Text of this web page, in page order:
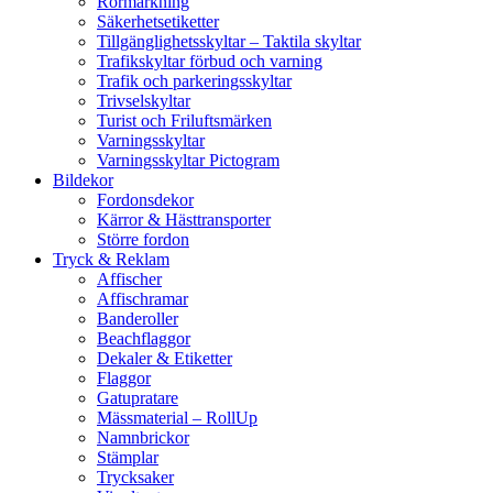
Säkerhetsetiketter
Tillgänglighetsskyltar – Taktila skyltar
Trafikskyltar förbud och varning
Trafik och parkeringsskyltar
Trivselskyltar
Turist och Friluftsmärken
Varningsskyltar
Varningsskyltar Pictogram
Bildekor
Fordonsdekor
Kärror & Hästtransporter
Större fordon
Tryck & Reklam
Affischer
Affischramar
Banderoller
Beachflaggor
Dekaler & Etiketter
Flaggor
Gatupratare
Mässmaterial – RollUp
Namnbrickor
Stämplar
Trycksaker